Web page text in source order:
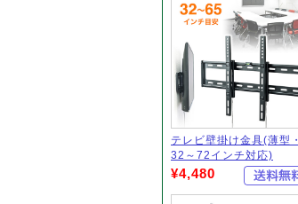
テレビ壁掛け金具(薄型・
32～72インチ対応)
¥4,480